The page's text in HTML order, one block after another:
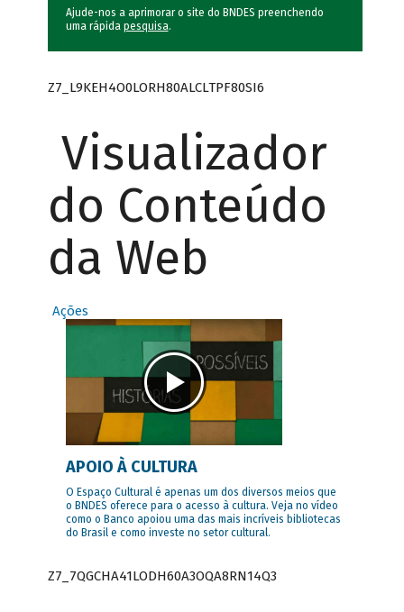
Ajude-nos a aprimorar o site do BNDES preenchendo
uma rápida pesquisa.
Z7_L9KEH4O0LORH80ALCLTPF80SI6
Visualizador
do Conteúdo
da Web
Ações
APOIO À CULTURA
O Espaço Cultural é apenas um dos diversos meios que
o BNDES oferece para o acesso à cultura. Veja no vídeo
como o Banco apoiou uma das mais incríveis bibliotecas
do Brasil e como investe no setor cultural.
Z7_7QGCHA41LODH60A3OQA8RN14Q3